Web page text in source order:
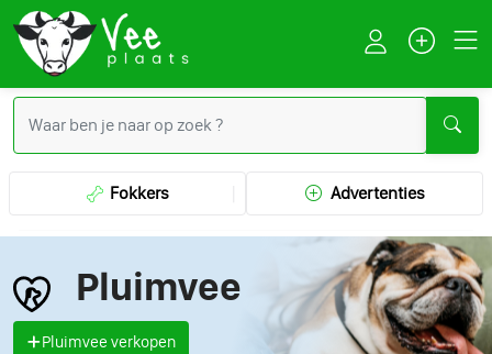
Fokkers Advertenties
Pluimvee
Pluimvee verkopen